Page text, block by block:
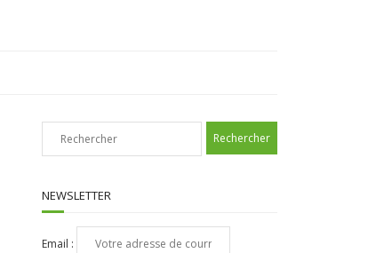
NEWSLETTER
Email :